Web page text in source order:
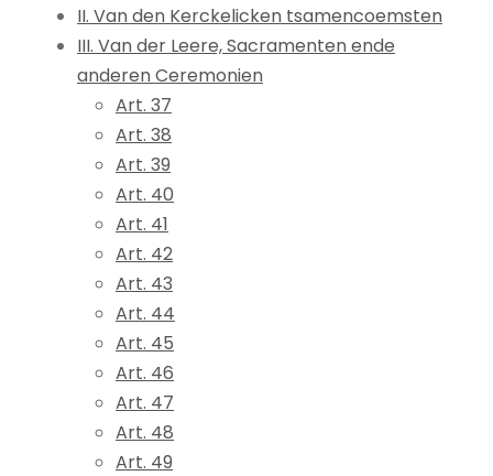
II. Van den Kerckelicken tsamencoemsten
III. Van der Leere, Sacramenten ende
anderen Ceremonien
Art. 37
Art. 38
Art. 39
Art. 40
Art. 41
Art. 42
Art. 43
Art. 44
Art. 45
Art. 46
Art. 47
Art. 48
Art. 49